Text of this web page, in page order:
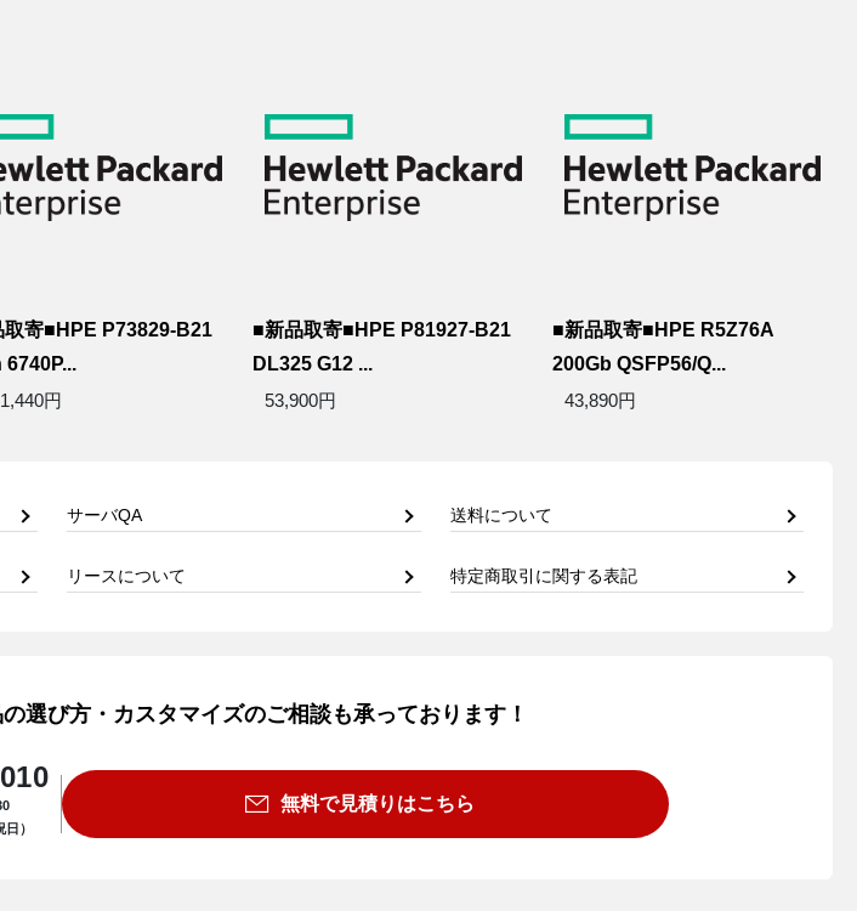
取寄■HPE P73829-B21
6740P...
円
■新品取寄■HPE P81927-B21
DL325 G12 ...
53,900円
■新品取寄■HPE R5Z76A
200Gb QSFP56/Q...
43,890円
サーバQA 送料について
リースについて 特定商取引に関する表記
選び方・カスタマイズのご相談も承っております！
）
無料で見積りはこちら